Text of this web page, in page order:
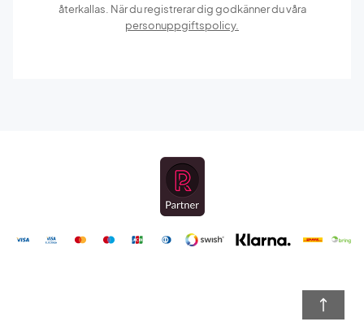
återkallas. När du registrerar dig godkänner du våra
personuppgiftspolicy.